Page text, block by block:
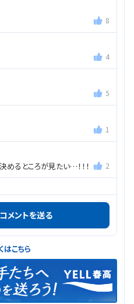
8
4
5
1
るところが見たい…！！！ 2
2
4
るな 7
メントを送る
こちら